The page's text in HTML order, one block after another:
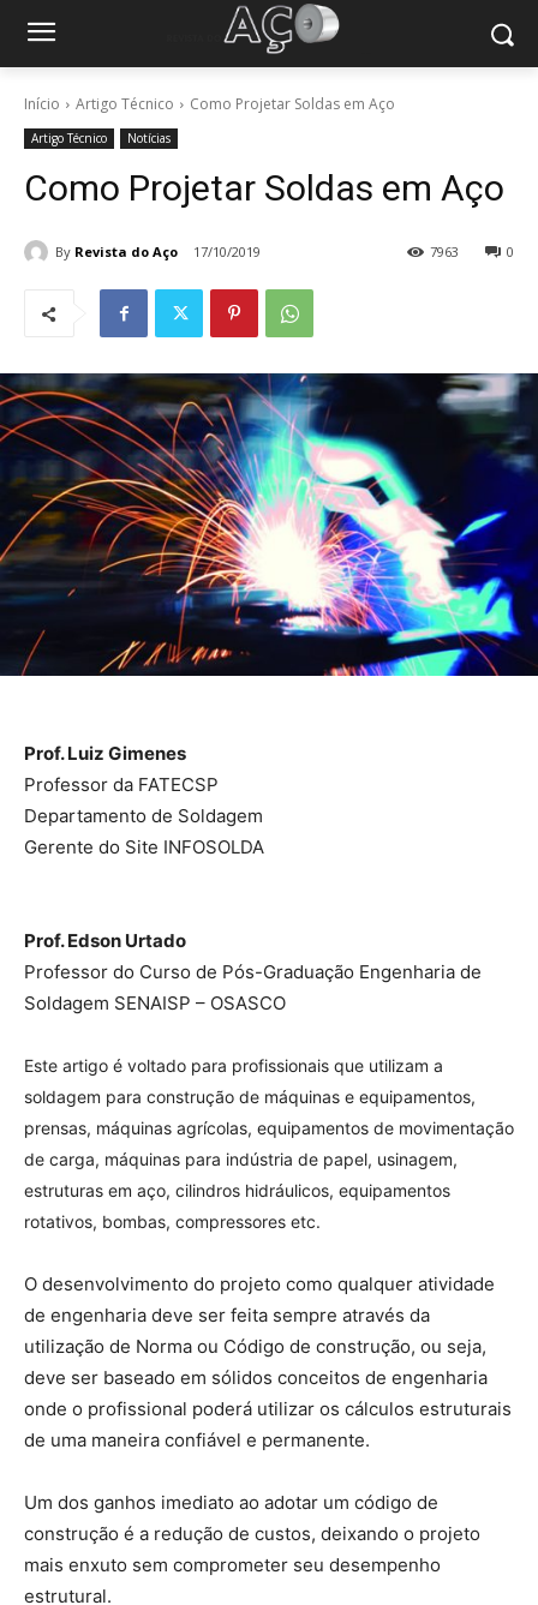
Início Artigo Técnico Como Projetar Soldas em Aço
Artigo Técnico Notícias
Como Projetar Soldas em Aço
By Revista do Aço 17/10/2019 0
7963
Prof. Luiz Gimenes
Professor da FATECSP
Departamento de Soldagem
Gerente do Site INFOSOLDA
Prof. Edson Urtado
Professor do Curso de Pós-Graduação Engenharia de
Soldagem SENAISP – OSASCO
Este artigo é voltado para profissionais que utilizam a
soldagem para construção de máquinas e equipamentos,
prensas, máquinas agrícolas, equipamentos de movimentação
de carga, máquinas para indústria de papel, usinagem,
estruturas em aço, cilindros hidráulicos, equipamentos
rotativos, bombas, compressores etc.
O desenvolvimento do projeto como qualquer atividade
de engenharia deve ser feita sempre através da
utilização de Norma ou Código de construção, ou seja,
deve ser baseado em sólidos conceitos de engenharia
onde o profissional poderá utilizar os cálculos estruturais
de uma maneira confiável e permanente.
Um dos ganhos imediato ao adotar um código de
construção é a redução de custos, deixando o projeto
mais enxuto sem comprometer seu desempenho
estrutural.